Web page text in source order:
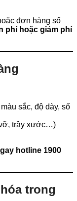
đơn hàng số
phí hoặc giảm phí
sắc, độ dày, số
vỡ, trầy xước…)
hotline 1900
trong